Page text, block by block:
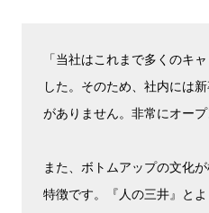
「当社はこれまで多くのキ
した。そのため、社内には
がありません。非常にオープ
また、ボトムアップの文化
特徴です。『人の三井』と